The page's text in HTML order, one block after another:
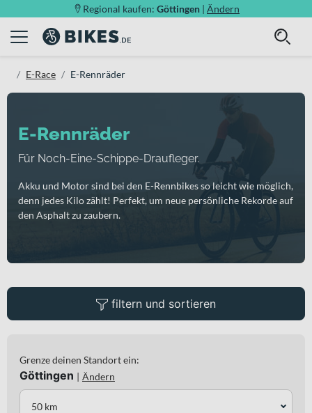
Regional kaufen: Göttingen | Ändern
E-Race E-Rennräder
E-Rennräder
Für Noch-Eine-Schippe-Draufleger.
Akku und Motor sind bei den E-Rennbikes so leicht wie möglich,
denn jedes Kilo zählt! Perfekt, um neue persönliche Rekorde auf
den Asphalt zu zaubern.
filtern und sortieren
Grenze deinen Standort ein:
Göttingen | Ändern
50 km